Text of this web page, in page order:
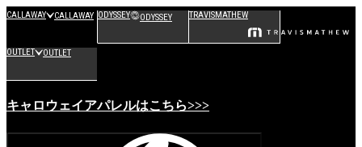
CALLAWAY CALLAWAY ODYSSEY ODYSSEY TRAVISMATHEW
OUTLET OUTLET
キャロウェイアパレルはこちら>>>